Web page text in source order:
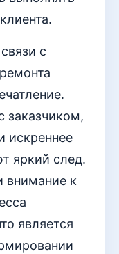
с
заказчиком,
искреннее
яркий след.
внимание к
является